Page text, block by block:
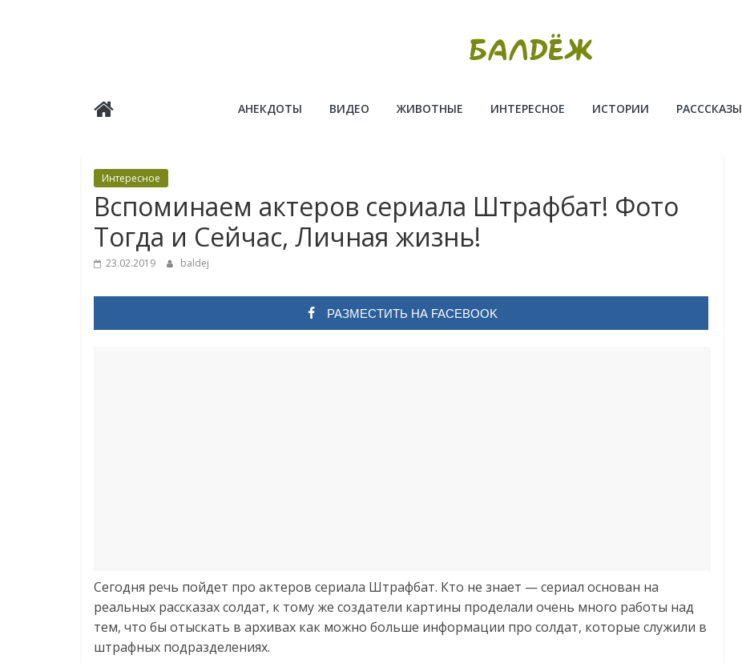
Балдёж АНЕКДОТЫ ВИДЕО ЖИВОТНЫЕ ИНТЕРЕСНОЕ ИСТОРИИ РАСССКАЗЫ
Интересное
Вспоминаем актеров сериала Штрафбат! Фото
Тогда и Сейчас, Личная жизнь!
23.02.2019 baldej
РАЗМЕСТИТЬ НА FACEBOOK
Сегодня речь пойдет про актеров сериала Штрафбат. Кто не знает — сериал основан на
реальных рассказах солдат, к тому же создатели картины проделали очень много работы над
тем, что бы отыскать в архивах как можно больше информации про солдат, которые служили в
штрафных подразделениях.